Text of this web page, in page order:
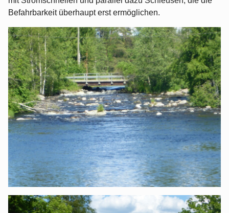
Befahrbarkeit überhaupt erst ermöglichen.